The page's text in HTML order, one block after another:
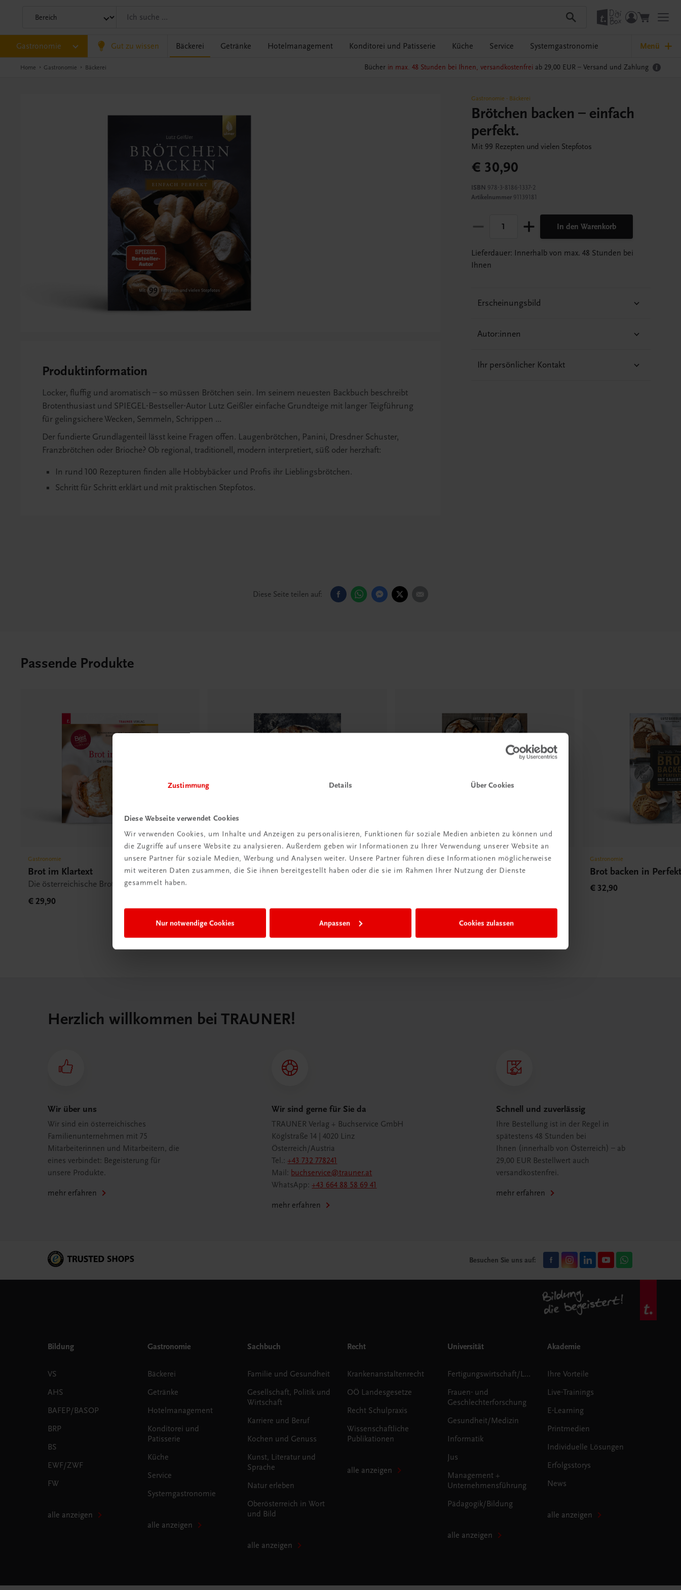
Zustimmung Details Über Cookies
Diese Webseite verwendet Cookies
Wir verwenden Cookies, um Inhalte und Anzeigen zu personalisieren, Funktionen für soziale Medien anbieten zu können und
die Zugriffe auf unsere Website zu analysieren. Außerdem geben wir Informationen zu Ihrer Verwendung unserer Website an
unsere Partner für soziale Medien, Werbung und Analysen weiter. Unsere Partner führen diese Informationen möglicherweise
mit weiteren Daten zusammen, die Sie ihnen bereitgestellt haben oder die sie im Rahmen Ihrer Nutzung der Dienste
gesammelt haben.
Nur notwendige Cookies Anpassen Cookies zulassen
Gastronomie Gut zu wissen Bäckerei Getränke Hotelmanagement Konditorei und Patisserie Küche Service Systemgastronomie Menü
Home Gastronomie Bäckerei Bücher in max. 48 Stunden bei Ihnen, versandkostenfrei ab 29,00 EUR – Versand und Zahlung
Gastronomie - Bäckerei
Brötchen backen – einfach
perfekt.
Mit 99 Rezepten und vielen Stepfotos
€ 30,90
ISBN 978-3-8186-1337-2
Artikelnummer91139181
In den Warenkorb
Lieferdauer: Innerhalb von max. 48 Stunden bei
Ihnen
Erscheinungsbild
Autor:innen
Ihr persönlicher Kontakt
Produktinformation
Locker, fluffig und aromatisch – so müssen Brötchen sein. Im seinem neuesten Backbuch beschreibt
Brotenthusiast und SPIEGEL-Bestseller-Autor Lutz Geißler einfache Grundteige mit langer Teigführung
für gelingsichere Wecken, Semmeln, Schrippen ...
Der fundierte Grundlagenteil lässt keine Fragen offen. Laugenbrötchen, Panini, Dresdner Schuster,
Franzbrötchen oder Brioche? Ob regional, traditionell, modern interpretiert, süß oder herzhaft:
In rund 100 Rezepturen finden alle Hobbybäcker und Profis ihr Lieblingsbrötchen.
Schritt für Schritt erklärt und mit praktischen Stepfotos.
Diese Seite teilen auf:
Passende Produkte
Gastronomie
Brot im Klartext
Die österreichische Brotansprache
€ 29,90
Gastronomie
Brot
Gastronomie
Brot backen in Perfektion mit Hefe
Gastronomie
Brot backen in
€ 32,90
Herzlich willkommen bei TRAUNER!
Wir über uns
Wir sind ein österreichisches
Familienunternehmen mit 75
Mitarbeiterinnen und Mitarbeitern, die
eines verbindet: Begeisterung für
unsere Produkte.
mehr erfahren
Wir sind gerne für Sie da
TRAUNER Verlag + Buchservice GmbH
Köglstraße 14 | 4020 Linz
Österreich/Austria
Tel.:+43 732 778241
Mail: buchservice@trauner.at
WhatsApp:+43 664 88 58 69 41
mehr erfahren
Schnell und zuverlässig
Ihre Bestellung ist in der Regel in
spätestens 48 Stunden bei
Ihnen (innerhalb von Österreich) – ab
29,00 EUR Bestellwert auch
versandkostenfrei.
mehr erfahren
Besuchen Sie uns auf:
Bildung
VS
AHS
BAFEP/BASOP
BRP
BS
EWF/ZWF
FW
alle anzeigen
Gastronomie
Bäckerei
Getränke
Hotelmanagement
Konditorei und
Patisserie
Küche
Service
Systemgastronomie
alle anzeigen
Sachbuch
Familie und Gesundheit
Gesellschaft, Politik und
Wirtschaft
Karriere und Beruf
Kochen und Genuss
Kunst, Literatur und
Sprache
Natur erleben
Oberösterreich in Wort
und Bild
alle anzeigen
Recht
Krankenanstaltenrecht
OÖ Landesgesetze
Recht Schulpraxis
Wissenschaftliche
Publikationen
alle anzeigen
Universität
Fertigungswirtschaft/Logistik
Frauen- und
Geschlechterforschung
Gesundheit/Medizin
Informatik
Jus
Management +
Unternehmensführung
Pädagogik/Bildung
alle anzeigen
Akademie
Ihre Vorteile
Live-Trainings
E-Learning
Printmedien
Individuelle Lösungen
Erfolgsstorys
News
alle anzeigen